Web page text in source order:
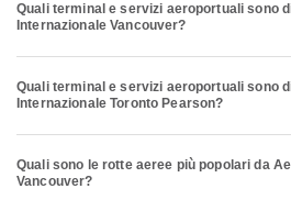
Quali terminal e servizi aeroportuali sono
Internazionale Vancouver?
Quali terminal e servizi aeroportuali sono
Internazionale Toronto Pearson?
Quali sono le rotte aeree più popolari da
Vancouver?